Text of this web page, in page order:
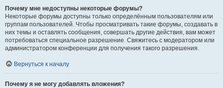
Почему мне недоступны некоторые форумы?
Некоторые форумы доступны только определённым пользователям или
группам пользователей. Чтобы просматривать такие форумы, создавать в
них темы и оставлять сообщения, совершать другие действия, вам может
потребоваться специальное разрешение. Свяжитесь с модератором или
администратором конференции для получения такого разрешения.
Вернуться к началу
Почему я не могу добавлять вложения?